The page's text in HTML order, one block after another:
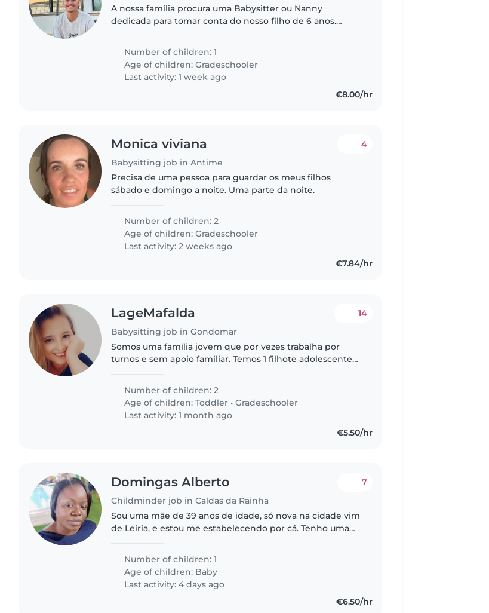
A nossa família procura uma Babysitter ou Nanny
dedicada para tomar conta do nosso filho de 6 anos.
incentivar conversas e brincadeiras..
Number of children: 1
Age of children:Gradeschooler
Last activity: 1 week ago
€8.00/hr
Monica viviana
Babysitting job in Antime
4
Precisa de uma pessoa para guardar os meus filhos
sábado e domingo a noite. Uma parte da noite.
Number of children: 2
Age of children:Gradeschooler
Last activity: 2 weeks ago
€7.84/hr
LageMafalda
Babysitting job in Gondomar
14
Somos uma família jovem que por vezes trabalha por
turnos e sem apoio familiar. Temos 1 filhote adolescente
gostaríamos de encontrar..
Number of children: 2
Age of children:Toddler •Gradeschooler
Last activity: 1 month ago
€5.50/hr
Domingas Alberto
Childminder job in Caldas da Rainha
7
Sou uma mãe de 39 anos de idade, só nova na cidade vim
de Leiria, e estou me estabelecendo por cá. Tenho uma
meses no dia 23 deste...
Number of children: 1
Age of children: Baby
Last activity: 4 days ago
€6.50/hr